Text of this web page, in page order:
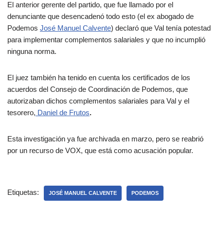
El anterior gerente del partido, que fue llamado por el
denunciante que desencadenó todo esto (el ex abogado de
Podemos José Manuel Calvente) declaró que Val tenía potestad
para implementar complementos salariales y que no incumplió
ninguna norma.
El juez también ha tenido en cuenta los certificados de los
acuerdos del Consejo de Coordinación de Podemos, que
autorizaban dichos complementos salariales para Val y el
tesorero, Daniel de Frutos.
Esta investigación ya fue archivada en marzo, pero se reabrió
por un recurso de VOX, que está como acusación popular.
Etiquetas: JOSÉ MANUEL CALVENTE PODEMOS